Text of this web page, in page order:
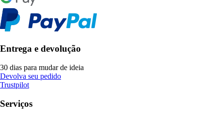
Entrega e devolução
30 dias para mudar de ideia
Devolva seu pedido
Trustpilot
Serviços